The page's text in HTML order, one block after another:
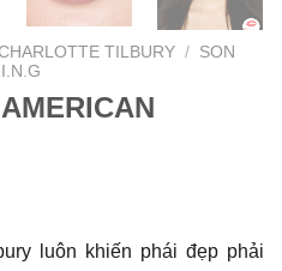
TILBURY / SON
luôn khiến phái đẹp phải